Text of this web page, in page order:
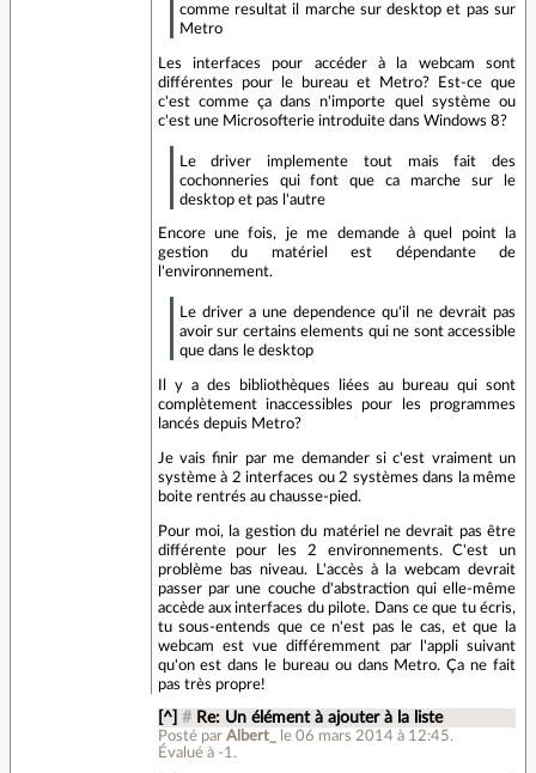
comme resultat il marche sur desktop et pas sur
Metro
Les interfaces pour accéder à la webcam sont
différentes pour le bureau et Metro? Est-ce que
c'est comme ça dans n'importe quel système ou
c'est une Microsofterie introduite dans Windows 8?
Le driver implemente tout mais fait des
cochonneries qui font que ca marche sur le
desktop et pas l'autre
Encore une fois, je me demande à quel point la
gestion du matériel est dépendante de
l'environnement.
Le driver a une dependence qu'il ne devrait pas
avoir sur certains elements qui ne sont accessible
que dans le desktop
Il y a des bibliothèques liées au bureau qui sont
complètement inaccessibles pour les programmes
lancés depuis Metro?
Je vais finir par me demander si c'est vraiment un
système à 2 interfaces ou 2 systèmes dans la même
boite rentrés au chausse-pied.
Pour moi, la gestion du matériel ne devrait pas être
différente pour les 2 environnements. C'est un
problème bas niveau. L'accès à la webcam devrait
passer par une couche d'abstraction qui elle-même
accède aux interfaces du pilote. Dans ce que tu écris,
tu sous-entends que ce n'est pas le cas, et que la
webcam est vue différemment par l'appli suivant
qu'on est dans le bureau ou dans Metro. Ça ne fait
pas très propre!
[^] # Re: Un élément à ajouter à la liste
Posté parAlbert_ le 06 mars 2014 à 12:45.
Évalué à -1.